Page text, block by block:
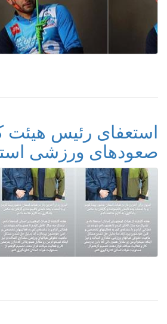
استعفای رئیس هیئت
صعودهای ورزشی